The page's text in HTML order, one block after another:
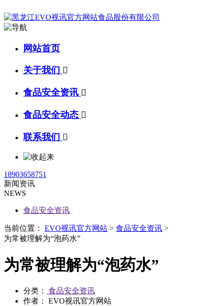
网站首页
关于我们 
食品安全资讯 
食品安全动态 
联系我们 
18903658751
新闻资讯
NEWS
食品安全资讯
当前位置： EVO视讯官方网站 > 食品安全资讯 >
为常被理解为“泡药水”
为常被理解为“泡药水”
分类：
食品安全资讯
作者： EVO视讯官方网站